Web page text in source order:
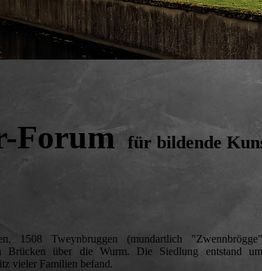
Forum für bildende
1508 Tweynbruggen (mundartlich "Zwennbrögge"
über die Wurm. Die Siedlung entstand um
vieler Familien befand.